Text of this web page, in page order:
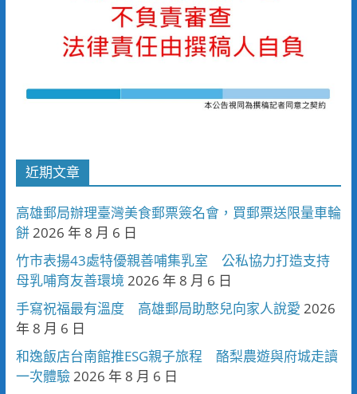
近期文章
高雄郵局辦理臺灣美食郵票簽名會，買郵票送限量車輪
餅2026 年 8 月 6 日
竹市表揚43處特優親善哺集乳室 公私協力打造支持
母乳哺育友善環境2026 年 8 月 6 日
手寫祝福最有溫度 高雄郵局助憨兒向家人說愛 2026
年 8 月 6 日
和逸飯店台南館推ESG親子旅程 酪梨農遊與府城走讀
一次體驗2026 年 8 月 6 日